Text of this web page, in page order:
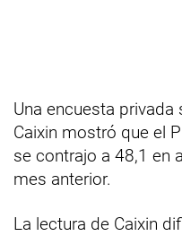
Una encuesta
Caixin mostró que el
se contrajo a 48,1 en
mes anterior.
La lectura de Caixin